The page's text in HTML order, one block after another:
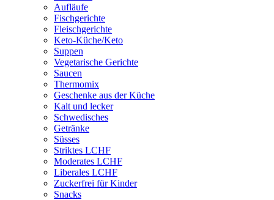
Aufläufe
Fischgerichte
Fleischgerichte
Keto-Küche/Keto
Suppen
Vegetarische Gerichte
Saucen
Thermomix
Geschenke aus der Küche
Kalt und lecker
Schwedisches
Getränke
Süsses
Striktes LCHF
Moderates LCHF
Liberales LCHF
Zuckerfrei für Kinder
Snacks